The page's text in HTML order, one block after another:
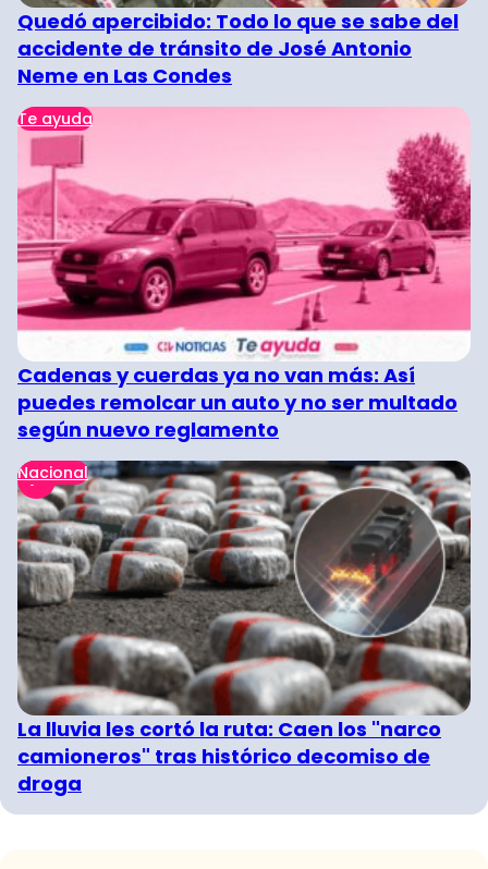
Quedó apercibido: Todo lo que se sabe del
accidente de tránsito de José Antonio
Neme en Las Condes
Te ayuda
Cadenas y cuerdas ya no van más: Así
puedes remolcar un auto y no ser multado
según nuevo reglamento
Nacional
La lluvia les cortó la ruta: Caen los "narco
camioneros" tras histórico decomiso de
droga